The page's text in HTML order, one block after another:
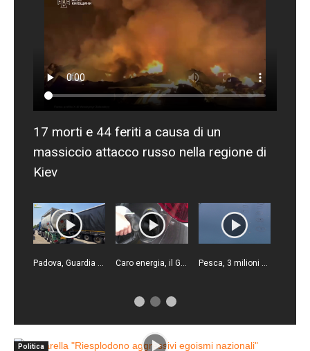
17 morti e 44 feriti a causa di un
massiccio attacco russo nella regione di
Kiev
Politica